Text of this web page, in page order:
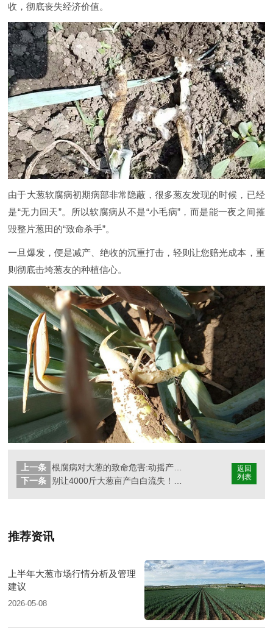
收，彻底丧失经济价值。
由于大葱软腐病初期病部非常隐蔽，很多葱友发现的时候，已经
是“无力回天”。所以软腐病从不是“小毛病”，而是能一夜之间摧
毁整片葱田的“致命杀手”。
一旦爆发，便是减产、绝收的沉重打击，轻则让您赔光成本，重
则彻底击垮葱友的种植信心。
返回
列表
上一条
下一条
别让4000斤大葱亩产白白流失！氨基酸钙镁对大葱的增产作用
推荐资讯
上半年大葱市场行情分析及管理
建议
2026-05-08